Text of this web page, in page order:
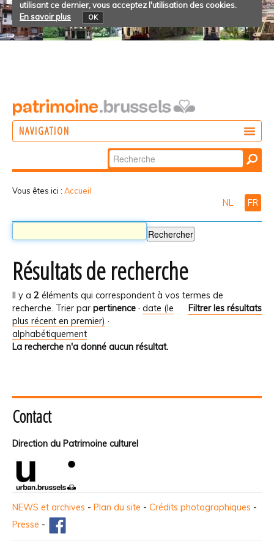
utilisant ce dernier, vous acceptez l'utilisation des cookies.
En savoir plus
OK
NAVIGATION
Chercher par
Recherche
Vous êtes ici : Accueil
NL FR
Résultats de recherche
Il y a 2 éléments qui correspondent à vos termes de
recherche.
Filtrer les résultats
Trier par pertinence · date (le
plus récent en premier) ·
alphabétiquement
La recherche n'a donné aucun résultat.
Contact
Direction du Patrimoine culturel
NEWS et archives - Plan du site - Crédits photographiques -
Presse -